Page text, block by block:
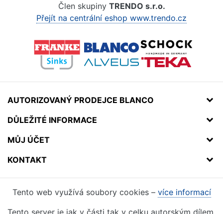
Člen skupiny TRENDO s.r.o.
Přejít na centrální eshop www.trendo.cz
AUTORIZOVANÝ PRODEJCE BLANCO
DŮLEŽITÉ INFORMACE
MŮJ ÚČET
KONTAKT
Tento web využívá soubory cookies – více informací